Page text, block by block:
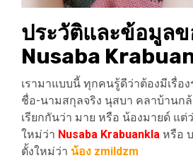
ประวัติและข้อมูลข
Nusaba
เรามาแบบนี้ ทุกคนรู้ดีว่าต้องมีเรื่อ
ชื่อ-นามสกุลจริง นุสบา คลาบ้านกล้
เรียกกันว่า มาย หรือ น้องมายด์ แต่
ใหม่ว่า Nusaba Krabuankla หรือ
ตั้งใหม่ว่า น้อง zmildzm